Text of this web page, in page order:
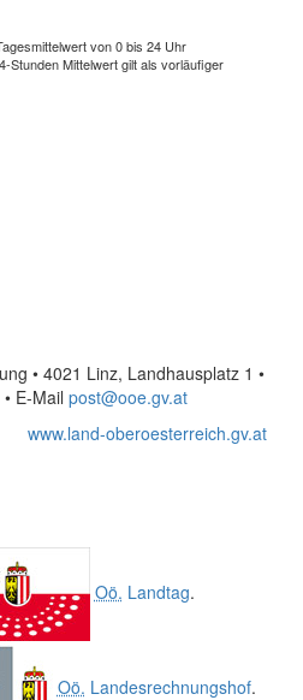
von 0 bis 24 Uhr
Stunden Mittelwert gilt als vorläufiger
• 4021 Linz, Landhausplatz 1 •
• E-Mail post@ooe.gv.at
www.land-oberoesterreich.gv.at
Oö. Landtag.
Oö. Landesrechnungshof.